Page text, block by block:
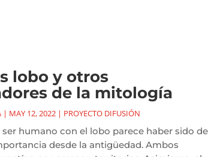
lobo y otros
de la mitología
| MAY 12, 2022| PROYECTO DIFUSIÓN
ser humano con el lobo parece haber sido de
desde la antigüedad. Ambos